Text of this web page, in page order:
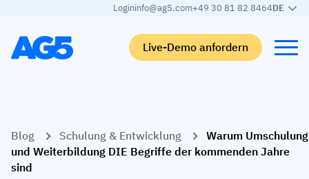
Logininfo@ag5.com+49 30 81 82 8464DE
Live-Demo anfordern
Qualifikationsmatrix
Kompetenzmatrix
Nach branche
Automobilbranche
Automobilbranche
Adient
Lernen
AG5 Blog-Beiträge
Blog Schulung & Entwicklung
Warum Umschulung
und Weiterbildung DIE Begriffe der kommenden Jahre
sind